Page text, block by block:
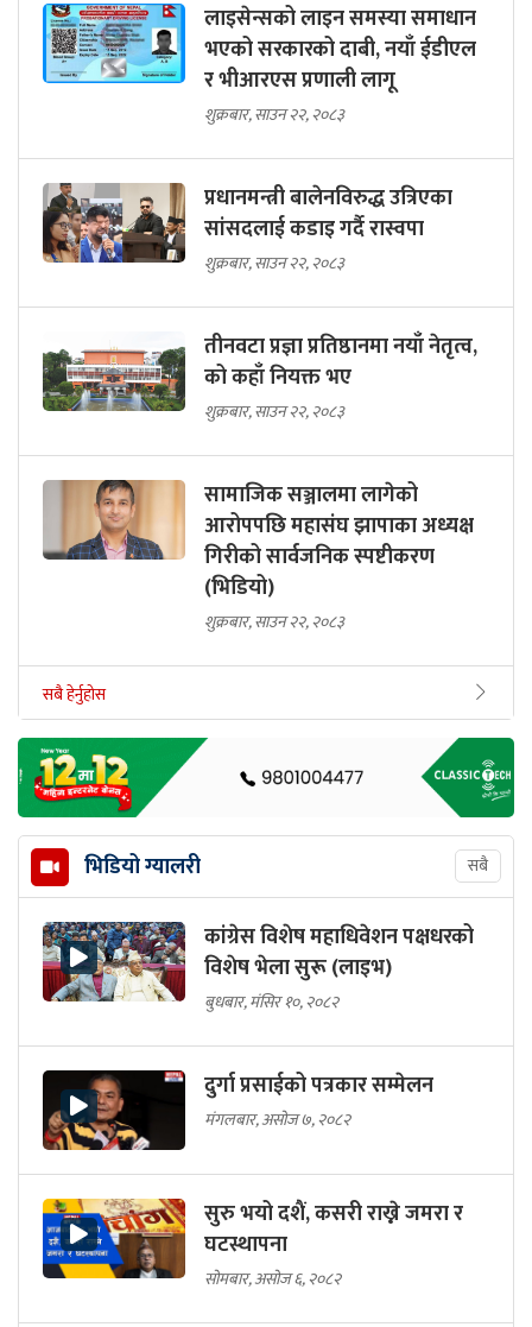
लाइसेन्सको लाइन समस्या समाधान
भएको सरकारको दाबी, नयाँ ईडीएल
र भीआरएस प्रणाली लागू
शुक्रबार, साउन २२, २०८३
प्रधानमन्त्री बालेनविरुद्ध उत्रिएका
सांसदलाई कडाइ गर्दै रास्वपा
शुक्रबार, साउन २२, २०८३
तीनवटा प्रज्ञा प्रतिष्ठानमा नयाँ नेतृत्व,
को कहाँ नियक्त भए
शुक्रबार, साउन २२, २०८३
सामाजिक सञ्जालमा लागेको
आरोपपछि महासंघ झापाका अध्यक्ष
गिरीको सार्वजनिक स्पष्टीकरण
(भिडियो)
शुक्रबार, साउन २२, २०८३
सबै हेर्नुहोस
भिडियो ग्यालरी सबै
कांग्रेस विशेष महाधिवेशन पक्षधरको
विशेष भेला सुरू (लाइभ)
बुधबार, मंसिर १०, २०८२
दुर्गा प्रसाईको पत्रकार सम्मेलन
मंगलबार, असोज ७, २०८२
सुरु भयो दशैं, कसरी राख्ने जमरा र
घटस्थापना
सोमबार, असोज ६, २०८२